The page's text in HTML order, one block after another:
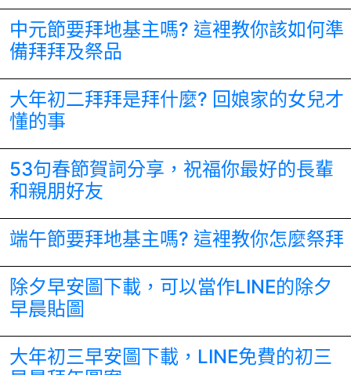
中元節要拜地基主嗎? 這裡教你該如何準
備拜拜及祭品
大年初二拜拜是拜什麼? 回娘家的女兒才
懂的事
53句春節賀詞分享，祝福你最好的長輩
和親朋好友
端午節要拜地基主嗎? 這裡教你怎麼祭拜
除夕早安圖下載，可以當作LINE的除夕
早晨貼圖
大年初三早安圖下載，LINE免費的初三